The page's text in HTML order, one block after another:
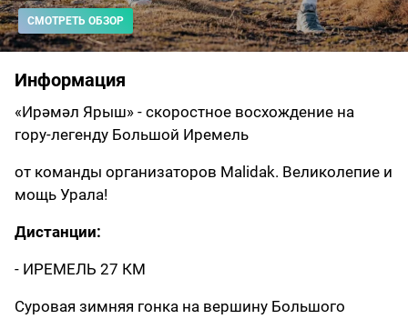
СМОТРЕТЬ ОБЗОР
Информация
«Ирәмәл Ярыш» - скоростное восхождение на
гору-легенду Большой Иремель
от команды организаторов Malidak. Великолепие и
мощь Урала!
Дистанции:
- ИРЕМЕЛЬ 27 КМ
Суровая зимняя гонка на вершину Большого